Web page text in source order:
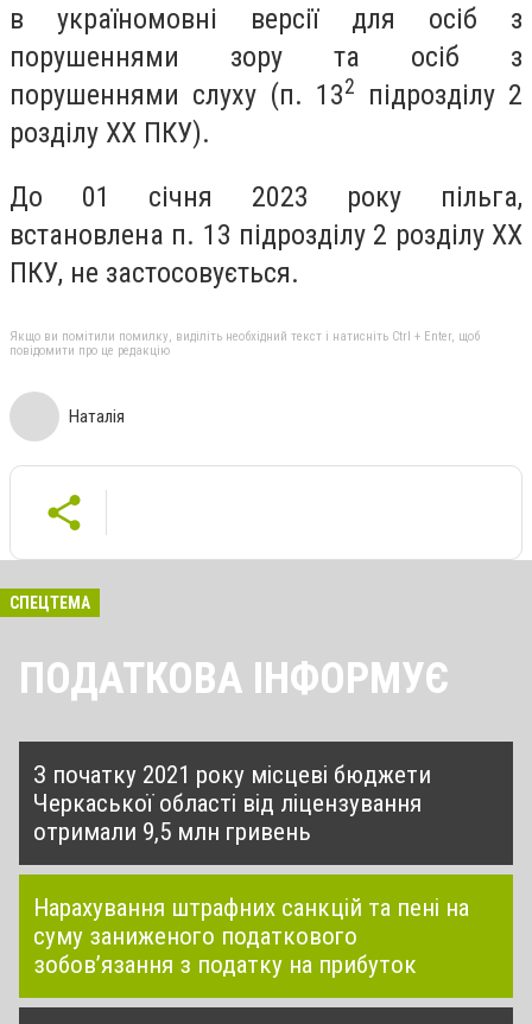
в україномовні версії для осіб з
порушеннями зору та осіб з
порушеннями слуху (п. 132
підрозділу 2
розділу XX ПКУ).
До 01 січня 2023 року пільга,
встановлена п. 13 підрозділу 2 розділу XX
ПКУ, не застосовується.
Якщо ви помітили помилку, виділіть необхідний текст і натисніть Ctrl + Enter, щоб
повідомити про це редакцію
Наталія
СПЕЦТЕМА
ПОДАТКОВА ІНФОРМУЄ
З початку 2021 року місцеві бюджети
Черкаської області від ліцензування
отримали 9,5 млн гривень
Нарахування штрафних санкцій та пені на
суму заниженого податкового
зобов’язання з податку на прибуток